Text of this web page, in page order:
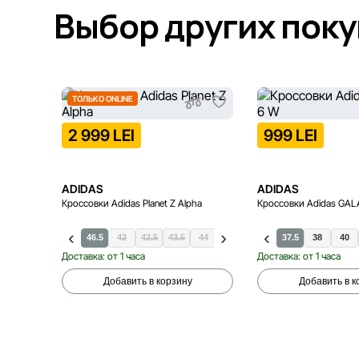
Выбор других
ТОЛЬКО ONLINE
2 999 LEI
ADIDAS
Кроссовки Adidas Planet Z Alpha
45.5 46.5 42 42.5 43.5 44 44.5
Доставка: от 1 часа
Добавить в корзину
999 LEI
ADIDAS
Кроссовки Adidas
37.5 38 40
Доставка: от 1 часа
Добавить в